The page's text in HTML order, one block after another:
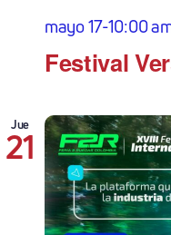
Festival
mayo 17-10:00
Jue
21